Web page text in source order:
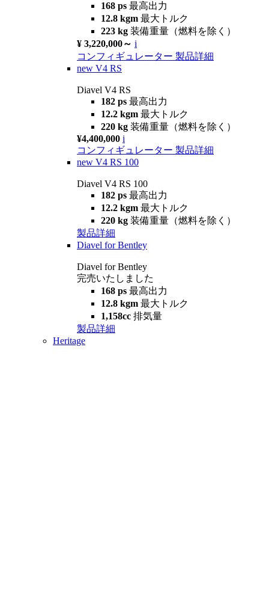
168 ps 最高出力
12.8 kgm 最大トルク
223 kg 装備重量（燃料を除く）
¥ 3,220,000～ i
コンフィギュレーター 製品詳細
new V4 RS
Diavel V4 RS
182 ps 最高出力
12.2 kgm 最大トルク
220 kg 装備重量（燃料を除く）
¥4,400,000 i
コンフィギュレーター 製品詳細
new V4 RS 100
Diavel V4 RS 100
182 ps 最高出力
12.2 kgm 最大トルク
220 kg 装備重量（燃料を除く）
製品詳細
Diavel for Bentley
Diavel for Bentley
完売いたしました
168 ps 最高出力
12.8 kgm 最大トルク
1,158cc 排気量
製品詳細
Heritage